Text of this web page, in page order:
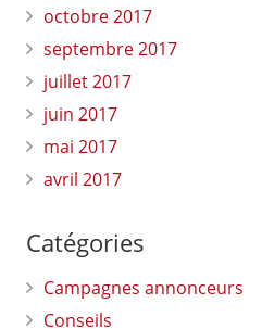
octobre 2017
septembre 2017
juillet 2017
juin 2017
mai 2017
avril 2017
Catégories
Campagnes annonceurs
Conseils